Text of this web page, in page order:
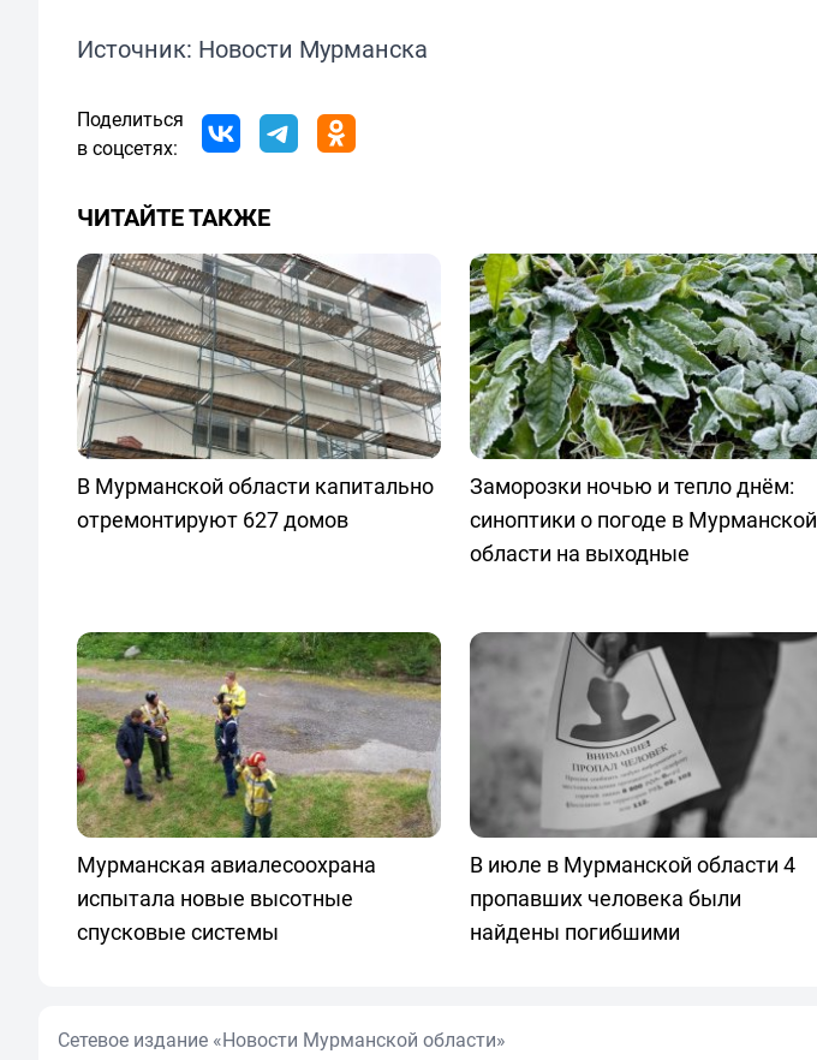
Источник: Новости Мурманска
Поделиться
в соцсетях:
ЧИТАЙТЕ ТАКЖЕ
В Мурманской области капитально
отремонтируют 627 домов
Заморозки ночью и тепло днём:
синоптики о погоде в Мурманской
области на выходные
Мурманская авиалесоохрана
испытала новые высотные
спусковые системы
В июле в Мурманской области 4
пропавших человека были
найдены погибшими
Сетевое издание «Новости Мурманской области»